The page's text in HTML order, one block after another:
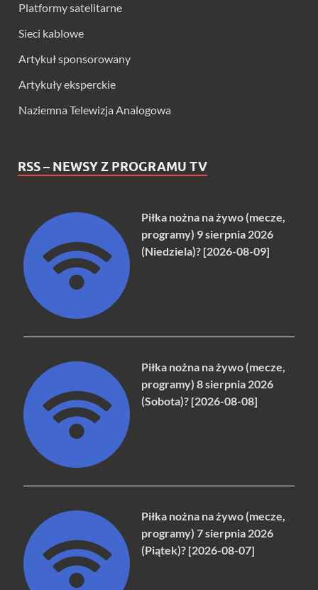
Platformy satelitarne
Sieci kablowe
Artykuł sponsorowany
Artykuły eksperckie
Naziemna Telewizja Analogowa
RSS – NEWSY Z PROGRAMU TV
Piłka nożna na żywo (mecze,
programy) 9 sierpnia 2026
(Niedziela)? [2026-08-09]
Piłka nożna na żywo (mecze,
programy) 8 sierpnia 2026
(Sobota)? [2026-08-08]
Piłka nożna na żywo (mecze,
programy) 7 sierpnia 2026
(Piątek)? [2026-08-07]